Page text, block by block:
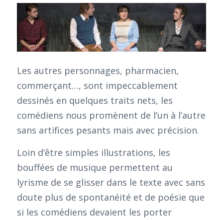
Les autres personnages, pharmacien,
commerçant…, sont impeccablement
dessinés en quelques traits nets, les
comédiens nous promènent de l’un à l’autre
sans artifices pesants mais avec précision.
Loin d’être simples illustrations, les
bouffées de musique permettent au
lyrisme de se glisser dans le texte avec sans
doute plus de spontanéité et de poésie que
si les comédiens devaient les porter